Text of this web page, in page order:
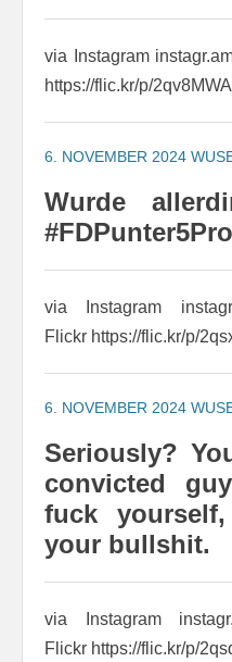
via Instagram
https://flic.kr/p/2qv8MWA
6. NOVEMBER 2024
Wurde
via Instagram
Flickr https://flic.kr/p/
6. NOVEMBER 2024
Seriously?
convicted
fuck
your bullshit.
via Instagram
Flickr https://flic.kr/p/